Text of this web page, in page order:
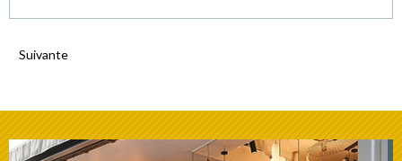
Suivante